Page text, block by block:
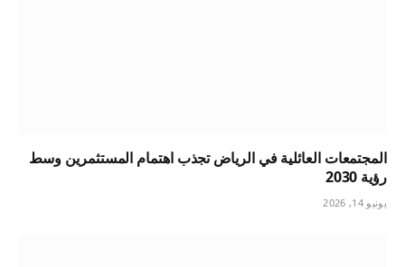
المجتمعات العائلية في الرياض تجذب اهتمام المستثمرين وسط
رؤية 2030
يونيو 14, 2026